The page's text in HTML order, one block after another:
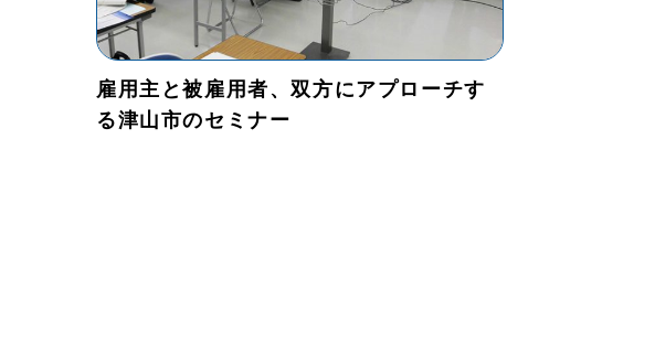
雇用主と被雇用者、双方にアプローチす
る津山市のセミナー